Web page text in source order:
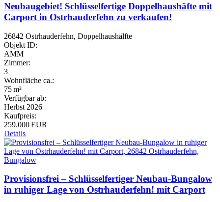
Neubaugebiet! Schlüsselfertige Doppelhaushäfte mit
Carport in Ostrhauderfehn zu verkaufen!
26842 Ostrhauderfehn, Doppelhaushälfte
Objekt ID:
AMM
Zimmer:
3
Wohnfläche ca.:
75 m²
Verfügbar ab:
Herbst 2026
Kaufpreis:
259.000 EUR
Details
Provisionsfrei – Schlüsselfertiger Neubau-Bungalow
in ruhiger Lage von Ostrhauderfehn! mit Carport